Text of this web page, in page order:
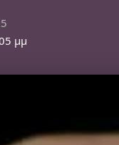
μμ